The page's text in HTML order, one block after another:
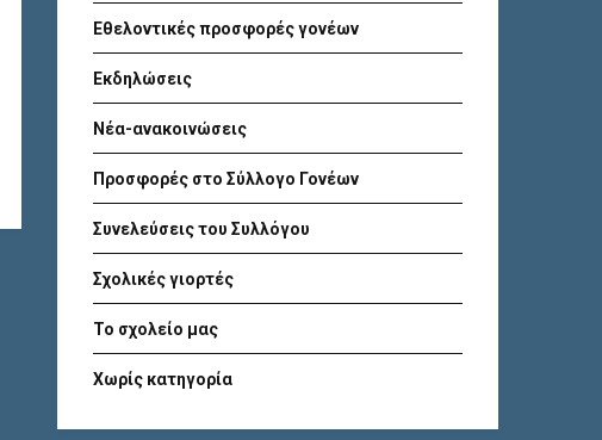
Εθελοντικές προσφορές γονέων
Εκδηλώσεις
Νέα-ανακοινώσεις
Προσφορές στο Σύλλογο Γονέων
Συνελεύσεις του Συλλόγου
Σχολικές γιορτές
Το σχολείο μας
Χωρίς κατηγορία